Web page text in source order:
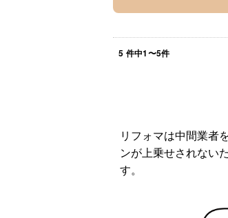
5 件中1〜5件
リフォマは中間業者
ンが上乗せされない
す。